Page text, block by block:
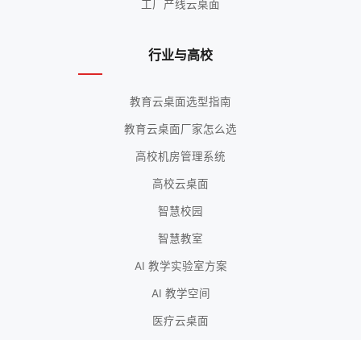
工厂产线云桌面
行业与高校
教育云桌面选型指南
教育云桌面厂家怎么选
高校机房管理系统
高校云桌面
智慧校园
智慧教室
AI 教学实验室方案
AI 教学空间
医疗云桌面